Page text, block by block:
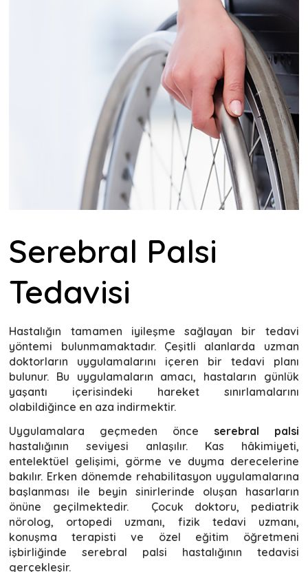
Serebral Palsi
Tedavisi
Hastalığın tamamen iyileşme sağlayan bir tedavi
yöntemi bulunmamaktadır. Çeşitli alanlarda uzman
doktorların uygulamalarını içeren bir tedavi planı
bulunur. Bu uygulamaların amacı, hastaların günlük
yaşantı içerisindeki hareket sınırlamalarını
olabildiğince en aza indirmektir.
Uygulamalara geçmeden önce serebral palsi
hastalığının seviyesi anlaşılır. Kas hâkimiyeti,
entelektüel gelişimi, görme ve duyma derecelerine
bakılır. Erken dönemde rehabilitasyon uygulamalarına
başlanması ile beyin sinirlerinde oluşan hasarların
önüne geçilmektedir. Çocuk doktoru, pediatrik
nörolog, ortopedi uzmanı, fizik tedavi uzmanı,
konuşma terapisti ve özel eğitim öğretmeni
işbirliğinde serebral palsi hastalığının tedavisi
gerçekleşir.